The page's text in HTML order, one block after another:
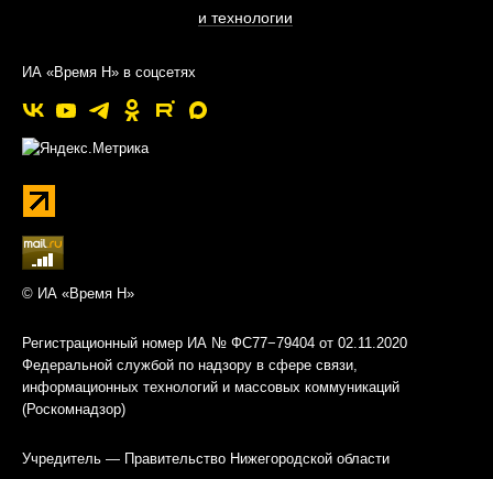
и технологии
ИА «Время Н» в соцсетях
© ИА «Время Н»
Регистрационный номер ИА № ФС77−79404 от 02.11.2020
Федеральной службой по надзору в сфере связи,
информационных технологий и массовых коммуникаций
(Роскомнадзор)
Учредитель — Правительство Нижегородской области